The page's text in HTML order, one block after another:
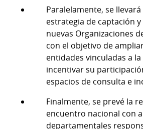
Paralelamente, se
estrategia de captación
nuevas Organizaciones
con el objetivo de
entidades vinculadas a la
incentivar su
espacios de consulta e
Finalmente, se prevé la
encuentro nacional con
departamentales